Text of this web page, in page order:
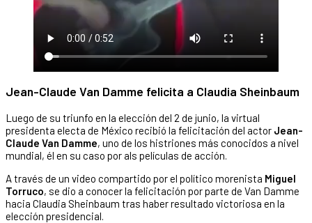
Jean-Claude Van Damme felicita a Claudia Sheinbaum
Luego de su triunfo en la elección del 2 de junio, la virtual
presidenta electa de México recibió la felicitación del actor Jean-
Claude Van Damme, uno de los histriones más conocidos a nivel
mundial, él en su caso por als películas de acción.
A través de un video compartido por el político morenista Miguel
Torruco, se dio a conocer la felicitación por parte de Van Damme
hacia Claudia Sheinbaum tras haber resultado victoriosa en la
elección presidencial.